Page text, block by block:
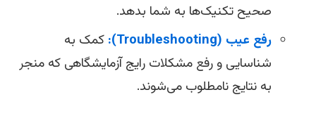
صحیح تکنیک‌ها به شما بدهد.
رفع عیب (Troubleshooting):
کمک به
شناسایی و رفع مشکلات رایج آزمایشگاهی که منجر
به نتایج نامطلوب می‌شوند.